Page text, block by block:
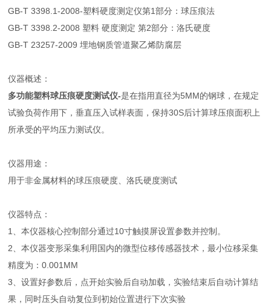
GB-T 3398.1-2008-塑料硬度测定仪第1部分：球压痕法
GB-T 3398.2-2008 塑料 硬度测定 第2部分：洛氏硬度
GB-T 23257-2009 埋地钢质管道聚乙烯防腐层
仪器概述：
多功能塑料球压痕硬度测试仪-是在指用直径为5MM的钢球，在规定
试验负荷作用下，垂直压入试样表面，保持30S后计算球压痕面积上
所承受的平均压力测试仪。
仪器用途：
用于非金属材料的球压痕硬度、洛氏硬度测试
仪器特点：
1、本仪器核心控制部分通过10寸触摸屏设置参数并控制。
2、本仪器变形采集利用国内的微型位移传感器技术，最小位移采集
精度为：0.001MM
3、设置好参数后，点开始实验后自动加载，实验结束后自动计算结
果，同时压头自动复位到初始位置进行下次实验